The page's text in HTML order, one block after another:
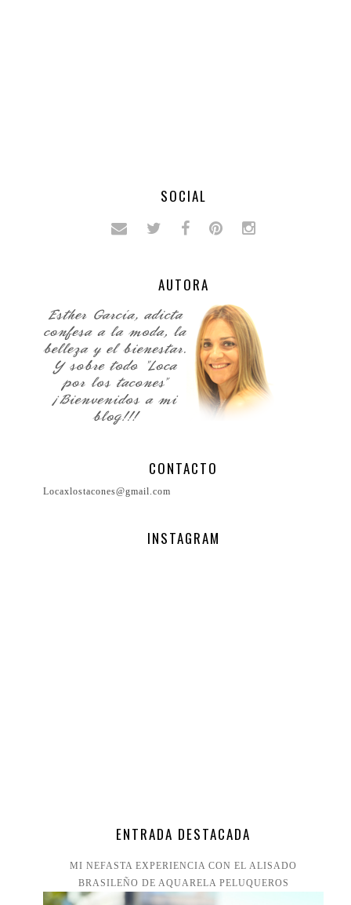
SOCIAL
AUTORA
CONTACTO
Locaxlostacones@gmail.com
INSTAGRAM
ENTRADA DESTACADA
MI NEFASTA EXPERIENCIA CON EL ALISADO
BRASILEÑO DE AQUARELA PELUQUEROS